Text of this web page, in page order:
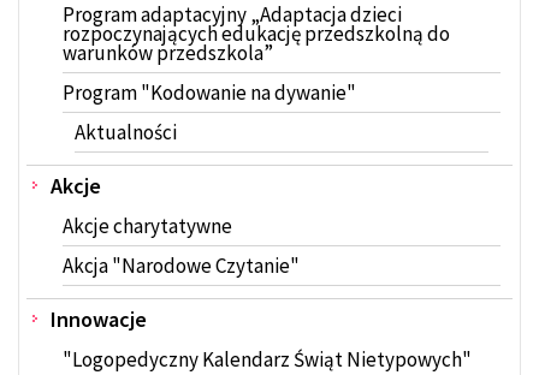
Program adaptacyjny „Adaptacja dzieci
rozpoczynających edukację przedszkolną do
warunków przedszkola”
Program "Kodowanie na dywanie"
Aktualności
Akcje
Akcje charytatywne
Akcja "Narodowe Czytanie"
Innowacje
"Logopedyczny Kalendarz Świąt Nietypowych"